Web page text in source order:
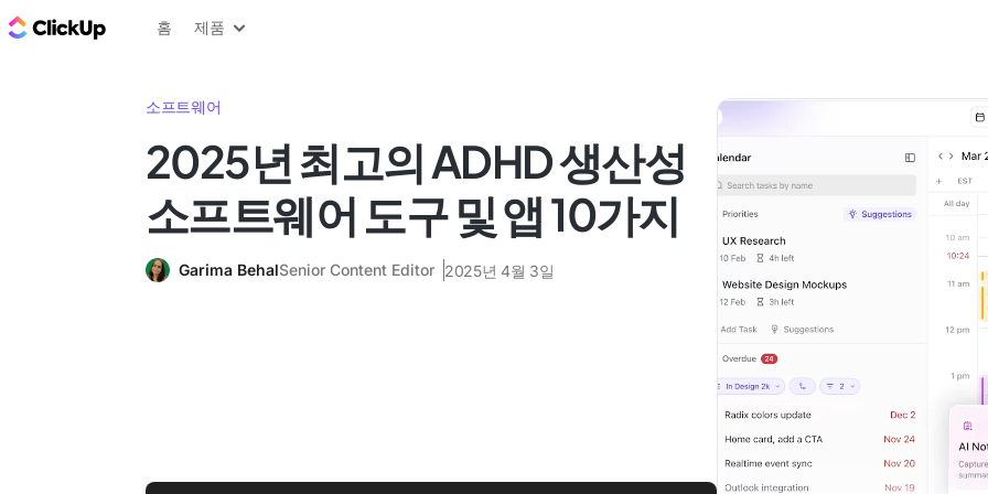
ClickUp 블로그
홈 제품
소프트웨어
2025년 최고의 ADHD 생산성
소프트웨어 도구 및 앱 10가지
Garima BehalSenior Content Editor 2025년 4월 3일